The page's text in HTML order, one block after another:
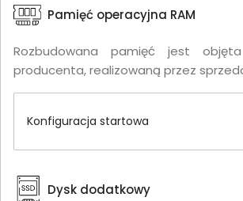
Pamięć operacyjna RAM
Rozbudowana pamięć jest
producenta, realizowaną przez
Konfiguracja startowa
Dysk dodatkowy